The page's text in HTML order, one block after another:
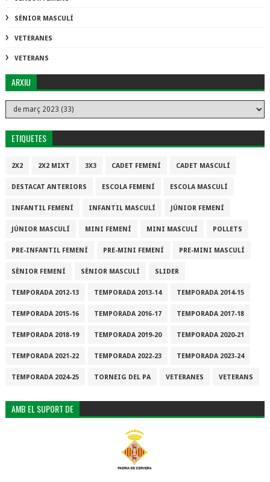
SÈNIOR MASCULÍ
VETERANES
VETERANS
ARXIU
ETIQUETES
2X2 2X2 MIXT 3X3 CADET FEMENÍ CADET MASCULÍ
DESTACAT ANTERIORS ESCOLA FEMENÍ ESCOLA MASCULÍ
INFANTIL FEMENÍ INFANTIL MASCULÍ JÚNIOR FEMENÍ
JÚNIOR MASCULÍ MINI FEMENÍ MINI MASCULÍ POLLETS
PRE-INFANTIL FEMENÍ PRE-MINI FEMENÍ PRE-MINI MASCULÍ
SÈNIOR FEMENÍ SÈNIOR MASCULÍ SLIDER
TEMPORADA 2012-13 TEMPORADA 2013-14 TEMPORADA 2014-15
TEMPORADA 2015-16 TEMPORADA 2016-17 TEMPORADA 2017-18
TEMPORADA 2018-19 TEMPORADA 2019-20 TEMPORADA 2020-21
TEMPORADA 2021-22 TEMPORADA 2022-23 TEMPORADA 2023-24
TEMPORADA 2024-25 TORNEIG DEL PA VETERANES VETERANS
AMB EL SUPORT DE